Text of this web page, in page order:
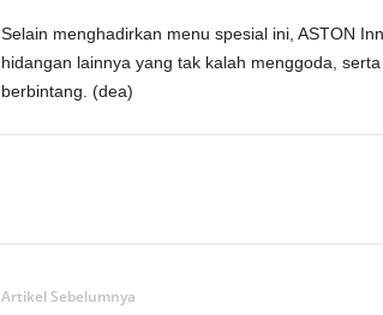
Selain menghadirkan menu spesial ini, ASTON
hidangan lainnya yang tak kalah menggoda,
berbintang. (dea)
Artikel Sebelumnya